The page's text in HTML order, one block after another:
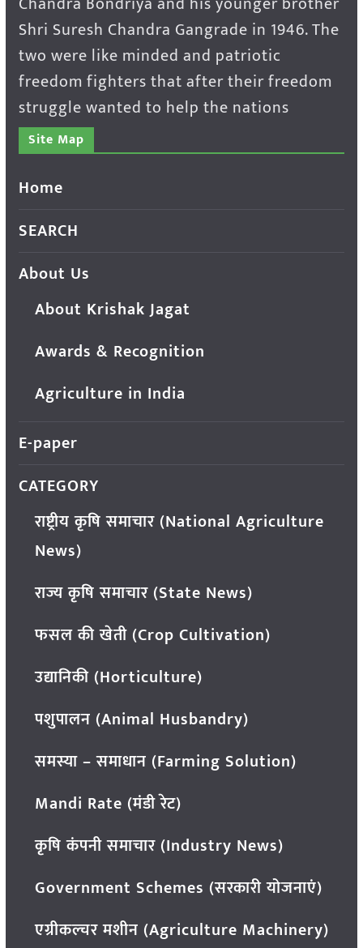
Shri Suresh Chandra Gangrade in 1946. The
two were like minded and patriotic
freedom fighters that after their freedom
struggle wanted to help the nations
Site Map
Home
SEARCH
About Us
About Krishak Jagat
Awards & Recognition
Agriculture in India
E-paper
CATEGORY
राष्ट्रीय कृषि समाचार (National Agriculture
News)
राज्य कृषि समाचार (State News)
फसल की खेती (Crop Cultivation)
उद्यानिकी (Horticulture)
पशुपालन (Animal Husbandry)
समस्या – समाधान (Farming Solution)
Mandi Rate (मंडी रेट)
कृषि कंपनी समाचार (Industry News)
Government Schemes (सरकारी योजनाएं)
एग्रीकल्चर मशीन (Agriculture Machinery)